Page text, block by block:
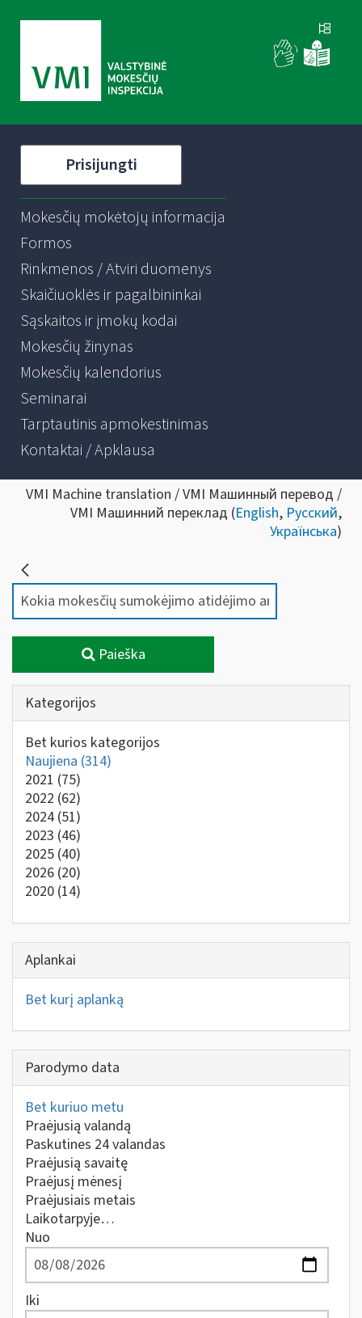
Prisijungti
Mokesčių mokėtojų informacija
Formos
Rinkmenos / Atviri duomenys
Skaičiuoklės ir pagalbininkai
Sąskaitos ir įmokų kodai
Mokesčių žinynas
Mokesčių kalendorius
Seminarai
Tarptautinis apmokestinimas
Kontaktai / Apklausa
VMI Machine translation / VMI Машинный перевод /
VMI Машинний переклад (English, Русский,
Українська)
Paieška
Kategorijos
Bet kurios kategorijos
Naujiena (314)
2021 (75)
2022 (62)
2024 (51)
2023 (46)
2025 (40)
2026 (20)
2020 (14)
Aplankai
Bet kurį aplanką
Parodymo data
Bet kuriuo metu
Praėjusią valandą
Paskutines 24 valandas
Praėjusią savaitę
Praėjusį mėnesį
Praėjusiais metais
Laikotarpyje…
Nuo
Iki